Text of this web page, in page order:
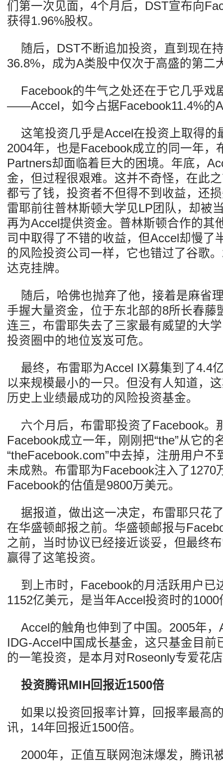
们第一次见面，4个月后，DST宣布向
获得1.96%股权。
随后，DST不断追加投资，直到现在
36.8%，成为A类股中仅次于高盛的第二
Facebook的牛气之处还在于它几乎戏
——Accel，如今占据Facebook11.4%的
这笔投资几乎是Accel在投资上取得的
2004年，也是Facebook成立的同一年，
Partners却面临着巨大的困境。年底，
金，但过程很艰难。这并不奇怪，在此
都亏了钱，投资者不但得不到收益，还
雷耶前往普林斯顿大学见LP团队，却被
再为Accel提供资金。普林斯顿合作的其
司中取得了不错的收益，但Accel却慢了
的风险投资公司一样，它也错过了谷歌
达克挂牌。
随后，哈佛也抛弃了他，接着是麻省
手握大量资金，位于东北部的8所长春藤
连三，布雷耶失去了三家最有威望的大
投资圈中的地位岌岌可危。
最终，布雷耶为Accel IX募集到了4.4
以来规模最小的一只。但没有人知道，
历史上业绩最成功的风险投资基金。
六个月后，布雷耶投资了Facebook。
Facebook成立一年，刚刚把“the”从它的
“theFacebook.com”中去掉，注册用户
未成熟。布雷耶为Facebook注入了1270
Facebook的估值是9800万美元。
据报道，做出这一决定，布雷耶只花
在华盛顿邮报之前。华盛顿邮报与
之前，当时协议已经接近谈妥，但最终
赢得了这笔投资。
到上市时，Facebook的月活跃用户已
1152亿美元，是当年Accel投资时的1000
Accel的触角也伸到了中国。2005年
IDG-Accel中国成长基金，这只基金目前
的一笔投资，是本月对Roseonly专爱花
投资腾讯MIH回报近1500倍
如果以投资回报率计算，回报率最高
讯，14年回报近1500倍。
2000年，正值互联网泡沫爆发，腾讯